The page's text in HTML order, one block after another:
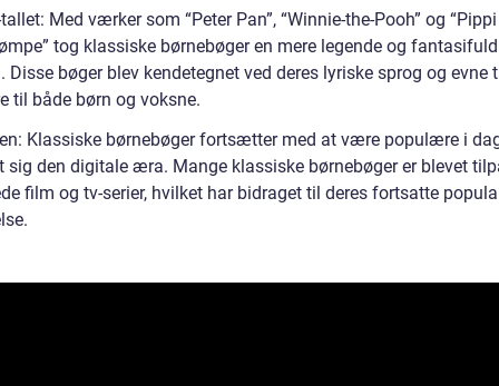
Med værker som “Peter Pan”, “Winnie-the-Pooh” og “Pippi
tog klassiske børnebøger en mere legende og fantasifuld
Disse bøger blev kendetegnet ved deres lyriske sprog og evne
til både børn og voksne.
Klassiske børnebøger fortsætter med at være populære i
sig den digitale æra. Mange klassiske børnebøger er blevet
film og tv-serier, hvilket har bidraget til deres fortsatte